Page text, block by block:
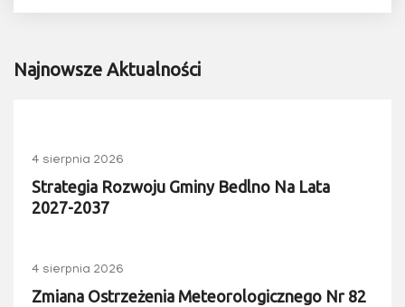
Najnowsze Aktualności
4 sierpnia 2026
Strategia Rozwoju Gminy Bedlno Na Lata
2027-2037
4 sierpnia 2026
Zmiana Ostrzeżenia Meteorologicznego Nr 82